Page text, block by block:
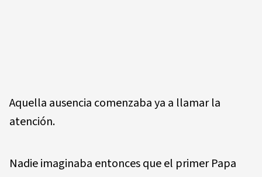
Aquella ausencia comenzaba ya a llamar la
atención.
Nadie imaginaba entonces que el primer Papa